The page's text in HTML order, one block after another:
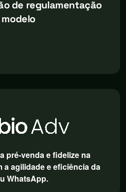
de regulamentação
pré-venda e fidelize na
a agilidade e eficiência da
WhatsApp.